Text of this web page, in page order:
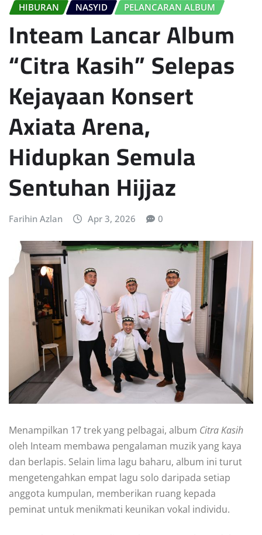
HIBURAN NASYID PELANCARAN ALBUM
Inteam Lancar Album
“Citra Kasih” Selepas
Kejayaan Konsert
Axiata Arena,
Hidupkan Semula
Sentuhan Hijjaz
Farihin Azlan Apr 3, 2026 0
Menampilkan 17 trek yang pelbagai, album Citra Kasih
oleh Inteam membawa pengalaman muzik yang kaya
dan berlapis. Selain lima lagu baharu, album ini turut
mengetengahkan empat lagu solo daripada setiap
anggota kumpulan, memberikan ruang kepada
peminat untuk menikmati keunikan vokal individu.